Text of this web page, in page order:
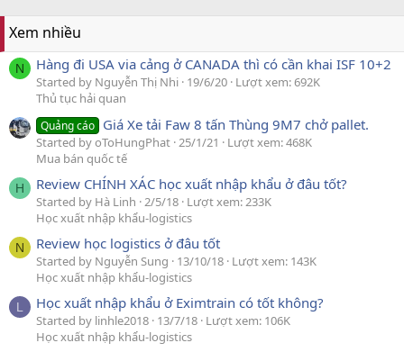
Xem nhiều
N Hàng đi USA via cảng ở CANADA thì có cần khai ISF 10+2
Started by Nguyễn Thị Nhi 19/6/20 Lượt xem: 692K
Thủ tục hải quan
Quảng cáo Giá Xe tải Faw 8 tấn Thùng 9M7 chở pallet.
Started by oToHungPhat 25/1/21
Lượt xem: 468K
Mua bán quốc tế
H Review CHÍNH XÁC học xuất nhập khẩu ở đâu tốt?
Started by Hà Linh 2/5/18 Lượt xem: 233K
Học xuất nhập khẩu-logistics
N Review học logistics ở đâu tốt
Started by Nguyễn Sung 13/10/18 Lượt xem: 143K
Học xuất nhập khẩu-logistics
L Học xuất nhập khẩu ở Eximtrain có tốt không?
Started by linhle2018 13/7/18 Lượt xem: 106K
Học xuất nhập khẩu-logistics